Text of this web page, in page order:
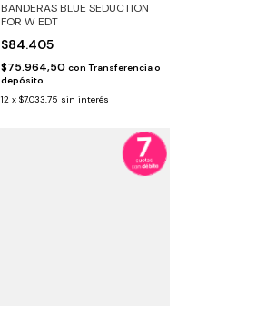
BANDERAS BLUE SEDUCTION
FOR W EDT
$84.405
$75.964,50 con Transferencia o
depósito
12 x $7.033,75 sin interés